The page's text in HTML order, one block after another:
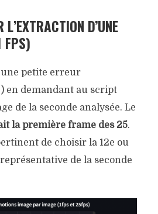
D’UNE
FPS)
une petite erreur
en demandant au script
de la seconde analysée. Le
la première frame des 25.
de choisir la 12e ou
de la seconde